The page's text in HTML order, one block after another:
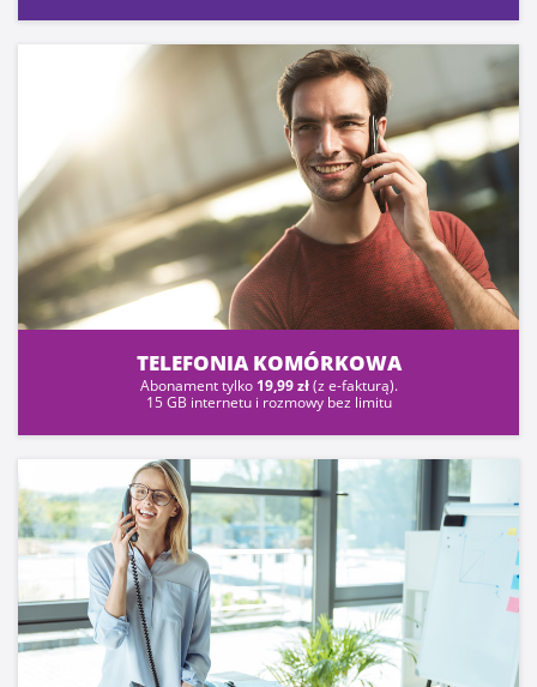
TELEFONIA KOMÓRKOWA
Abonament tylko 19,99 zł(z e-fakturą).
15 GB internetu i rozmowy bez limitu